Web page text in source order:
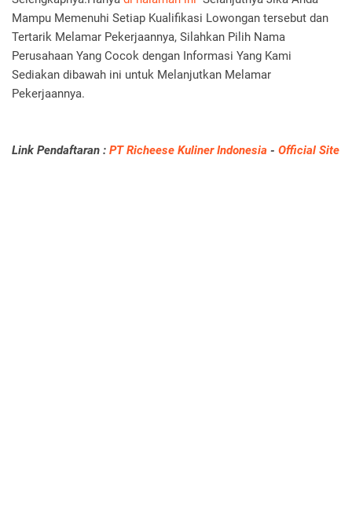
Mampu Memenuhi Setiap Kualifikasi Lowongan tersebut dan
Tertarik Melamar Pekerjaannya, Silahkan Pilih Nama
Perusahaan Yang Cocok dengan Informasi Yang Kami
Sediakan dibawah ini untuk Melanjutkan Melamar
Pekerjaannya.
Link Pendaftaran : PT Richeese Kuliner Indonesia - Official Site